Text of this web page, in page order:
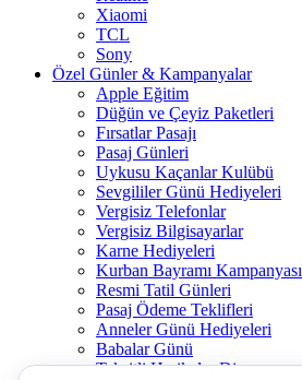
Xiaomi
TCL
Sony
Özel Günler & Kampanyalar
Apple Eğitim
Düğün ve Çeyiz Paketleri
Fırsatlar Pasajı
Pasaj Günleri
Uykusu Kaçanlar Kulübü
Sevgililer Günü Hediyeleri
Vergisiz Telefonlar
Vergisiz Bilgisayarlar
Karne Hediyeleri
Kurban Bayramı Kampanyası
Resmi Tatil Günleri
Pasaj Ödeme Teklifleri
Anneler Günü Hediyeleri
Babalar Günü
Taksitli Harikalar Diyarı